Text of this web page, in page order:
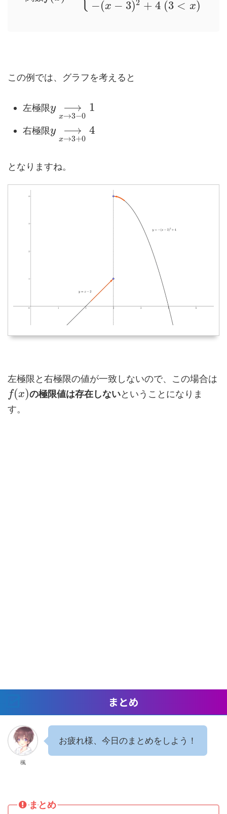
−(x − 3)2 + 4 (3 < x)
この例では、グラフを考えると
左極限y ⟶
x→3−0
1
右極限y ⟶
x→3+0
4
となりますね。
左極限と右極限の値が一致しないので、この場合は
f(x)の極限値は存在しないということになりま
す。
まとめ
楓
お疲れ様、今日のまとめをしよう！
まとめ